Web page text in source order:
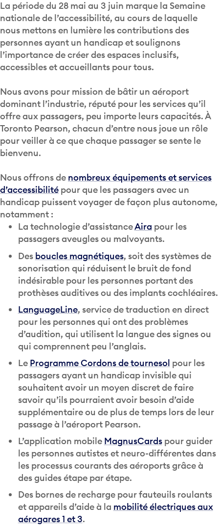
La période du 28 mai au 3 juin marque la Semaine
nationale de l’accessibilité, au cours de laquelle
nous mettons en lumière les contributions des
personnes ayant un handicap et soulignons
l’importance de créer des espaces inclusifs,
accessibles et accueillants pour tous.
Nous avons pour mission de bâtir un aéroport
dominant l’industrie, réputé pour les services qu’il
offre aux passagers, peu importe leurs capacités. À
Toronto Pearson, chacun d’entre nous joue un rôle
pour veiller à ce que chaque passager se sente le
bienvenu.
Nous offrons de nombreux équipements et services
d’accessibilité pour que les passagers avec un
handicap puissent voyager de façon plus autonome,
notamment :
La technologie d’assistanceAira pour les
passagers aveugles ou malvoyants.
Des boucles magnétiques, soit des systèmes de
sonorisation qui réduisent le bruit de fond
indésirable pour les personnes portant des
prothèses auditives ou des implants cochléaires.
LanguageLine, service de traduction en direct
pour les personnes qui ont des problèmes
d’audition, qui utilisent la langue des signes ou
qui comprennent peu l’anglais.
Le Programme Cordons de tournesol pour les
passagers ayant un handicap invisible qui
souhaitent avoir un moyen discret de faire
savoir qu’ils pourraient avoir besoin d’aide
supplémentaire ou de plus de temps lors de leur
passage à l’aéroport Pearson.
L’application mobile MagnusCardspour guider
les personnes autistes et neuro-différentes dans
les processus courants des aéroports grâce à
des guides étape par étape.
Des bornes de recharge pour fauteuils roulants
et appareils d’aide à la mobilité électriques aux
aérogares 1 et 3.